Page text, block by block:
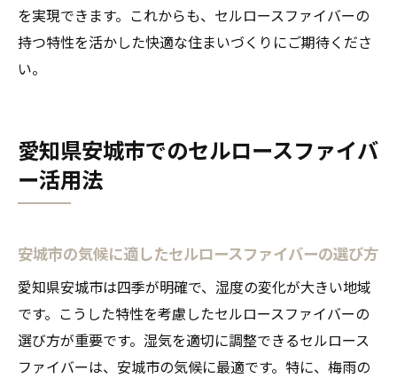
適性
暮らしの質を高めるセルロースファイバーの調
調湿効果で生活の満足度を高める
セルロースファイバーの効果がもたらす日
生活環境を改善するセルロースファイバー
セルロースファイバーで居住空間を最適化
する
調湿効果がもたらす暮らしの豊かさ
を実現できます。これからも、セルロースファイバーの
持つ特性を活かした快適な住まいづくりにご期待くださ
い。
愛知県安城市でのセルロースファイバ
ー活用法
安城市の気候に適したセルロースファイバーの選び方
愛知県安城市は四季が明確で、湿度の変化が大きい地域
です。こうした特性を考慮したセルロースファイバーの
選び方が重要です。湿気を適切に調整できるセルロース
ファイバーは、安城市の気候に最適です。特に、梅雨の